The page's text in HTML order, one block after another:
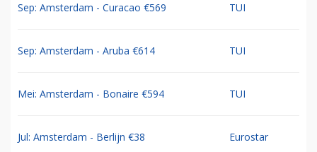
Sep: Amsterdam - Curacao €569 TUI
Sep: Amsterdam - Aruba €614 TUI
Mei: Amsterdam - Bonaire €594 TUI
Jul: Amsterdam - Berlijn €38 Eurostar